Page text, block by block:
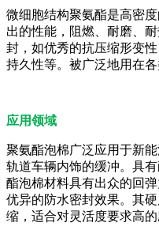
微细胞结构聚氨酯是高密
出的性能，阻燃、耐磨、
封，如优秀的抗压缩形变
持久性等。被广泛地用在
应用领域
聚氨酯泡棉广泛应用于新
轨道车辆内饰的缓冲。具
酯泡棉材料具有出众的回
优异的防水密封效果。其
缩，适合对灵活度要求高的